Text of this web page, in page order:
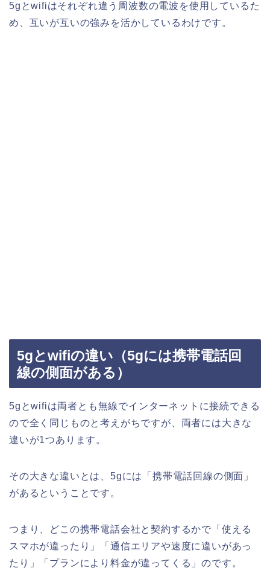
5gとwifiはそれぞれ違う周波数の電波を使用しているた
め、互いが互いの強みを活かしているわけです。
5gとwifiの違い（5gには携帯電話回
線の側面がある）
5gとwifiは両者とも無線でインターネットに接続できる
ので全く同じものと考えがちですが、両者には大きな
違いが1つあります。
その大きな違いとは、5gには「携帯電話回線の側面」
があるということです。
つまり、どこの携帯電話会社と契約するかで「使える
スマホが違ったり」「通信エリアや速度に違いがあっ
たり」「プランにより料金が違ってくる」のです。